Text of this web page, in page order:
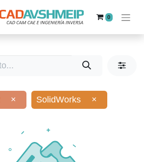
0
× SolidWorks ×